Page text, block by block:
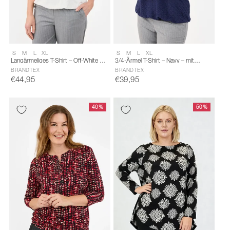
Langärmeliges T-Shirt – Off-White –
Faltendetail
BRANDTEX
€44,95
Size:
S
selected
S M L XL
3/4-Ärmel T-Shirt – Navy – mit
Struktur
BRANDTEX
€39,95
Size:
S
selected
S M L XL
40% 50%